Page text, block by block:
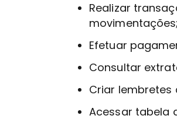
Realizar
movimentações;
Efetuar
Consultar
Criar
Acessar tabela